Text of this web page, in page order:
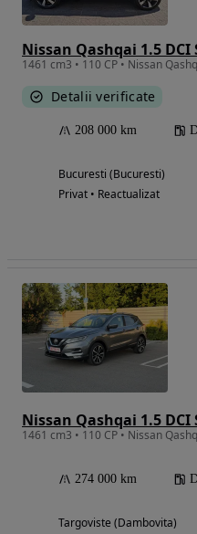
Nissan Qashqai 1.5
Detalii verificate
208 000 km
Bucuresti (Bucuresti)
Privat • Reactualizat
Nissan Qashqai 1.5
1461 cm3 • 110 CP • Nissan
274 000 km
Targoviste (Dambovita)